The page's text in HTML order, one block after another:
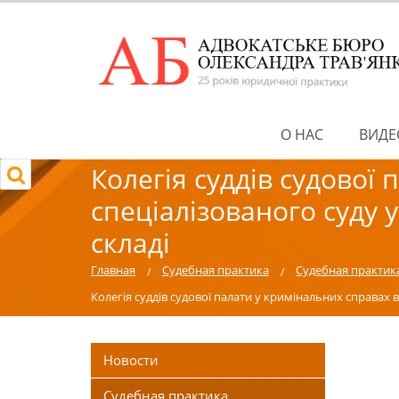
О НАС
Колегія суддів
спеціалізованого
складі
Главная Судебная практика Судебная
Колегія суддів судової палати у кримінальних
Новости
Судебная практика